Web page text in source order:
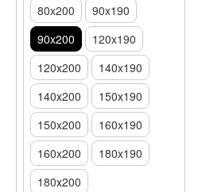
80x200
90x190
90x200
120x190
120х200
140x190
140х200
150х190
150x200
160x190
160x200
180x190
180х200